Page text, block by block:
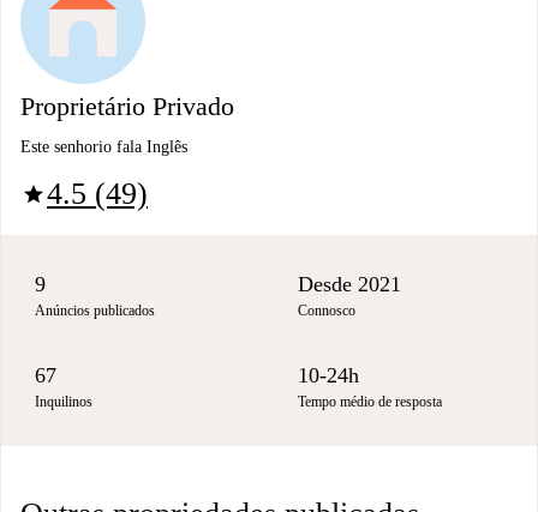
Proprietário Privado
Este senhorio fala Inglês
star4.5 (49)
9
Anúncios publicados
Desde 2021
Connosco
67
Inquilinos
10-24h
Tempo médio de resposta